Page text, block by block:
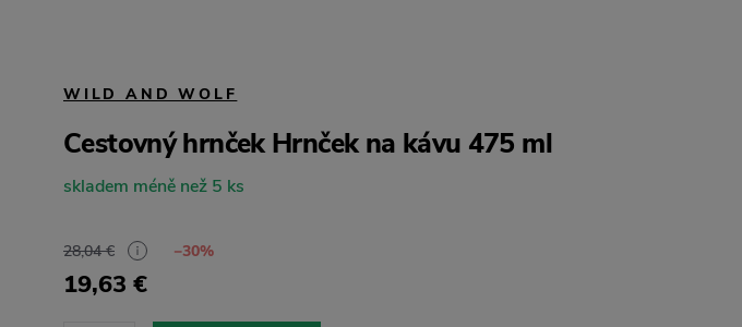
WILD AND WOLF
Cestovný hrnček Hrnček na kávu 475 ml
skladem méně než 5 ks
28,04 € −30%
19,63 €